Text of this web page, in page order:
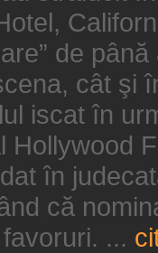
de
cât şi
iscat în
Hollywood
în
că
...